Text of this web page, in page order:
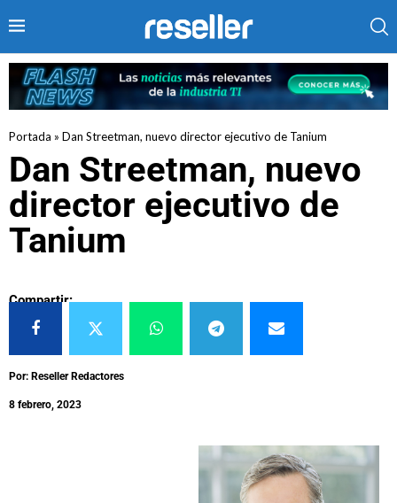
Portada » Dan Streetman, nuevo director ejecutivo de Tanium
Dan Streetman, nuevo
director ejecutivo de
Tanium
Compartir:
Por: Reseller Redactores
8 febrero, 2023